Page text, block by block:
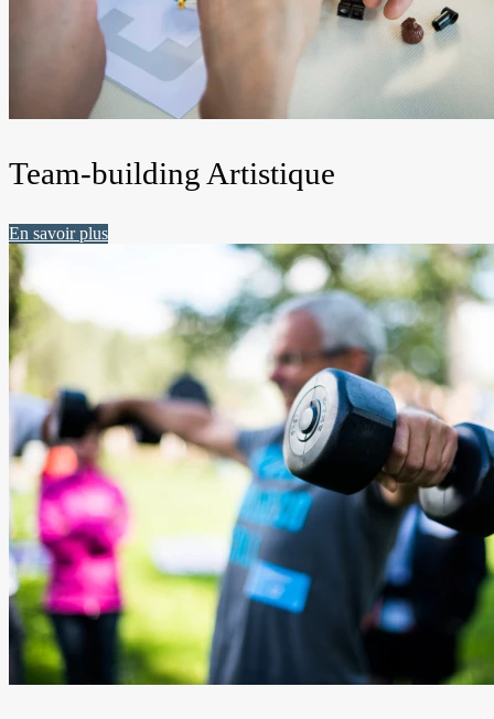
Team-building Artistique
En savoir plus